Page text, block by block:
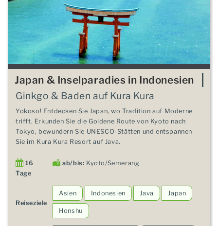
Japan & Inselparadies in Indonesien
Ginkgo & Baden auf Kura Kura
Yokoso! Entdecken Sie Japan, wo Tradition auf Moderne
trifft. Erkunden Sie die Goldene Route von Kyoto nach
Tokyo, bewundern Sie UNESCO-Stätten und entspannen
Sie im Kura Kura Resort auf Java.
16
Tage
ab/bis: Kyoto/Semerang
Reiseziele
Asien Indonesien Java Japan
Honshu